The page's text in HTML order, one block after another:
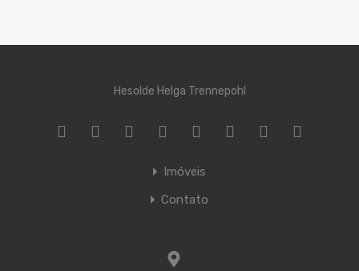
Hesolde Helga Trennepohl
Imóveis
Contato